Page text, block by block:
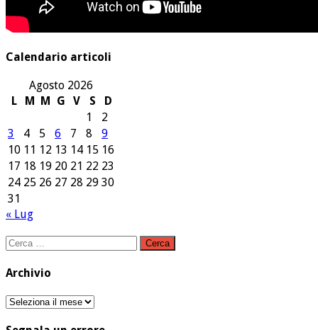
Calendario articoli
Agosto 2026
L
M M G V S
D
1
2
3
4 5 6 7 8
9
10 11 12 13 14 15 16
17 18 19 20 21 22 23
24 25 26 27 28 29 30
31
« Lug
Ricerca
Archivio
Archivio